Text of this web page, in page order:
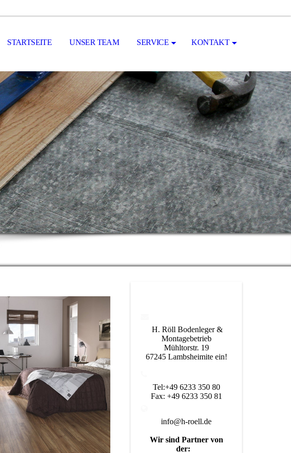
STARTSEITE UNSER TEAM SERVICE KONTAKT
H. Röll Bodenleger &
Montagebetrieb
Mühltorstr. 19
67245 Lambsheimite ein!
Tel:+49 6233 350 80
Fax: +49 6233 350 81
info@h-roell.de
Wir sind Partner von
der: